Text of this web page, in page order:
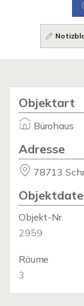
Objektart
Bürohaus
Adresse
78713
Objekt-Nr.
2959
Räume
3